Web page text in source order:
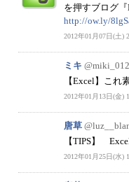
を押すブログ
http://ow.ly/
2012年01月07日(土)
ミキ
【Excel】こ
2012年01月13日(金)
唐草
【TIPS】
2012年01月25日(水)